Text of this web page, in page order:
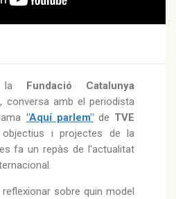
la Fundació Catalunya
, conversa amb el periodista
"Aquí parlem"de TVE
i projectes de la
fa un repàs de l'actualitat
sobre quin model